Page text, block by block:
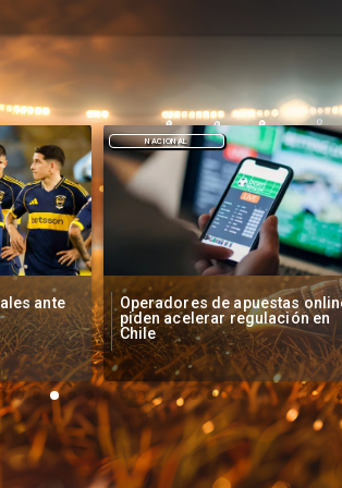
online
en
Fallece Lucy López Cruz,
primera medallista chilena en
Juegos Panamericanos
DEPORTES